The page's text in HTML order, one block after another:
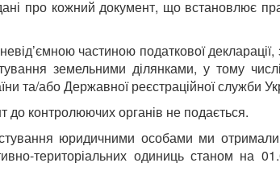
про кожний документ, що встановлює
частиною податкової
земельними ділянками, у тому
та/або Державної реєстраційної служби
до контролюючих органів не подається.
юридичними особами ми отримали
територіальних одиниць станом